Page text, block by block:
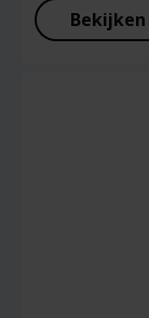
Bekijken